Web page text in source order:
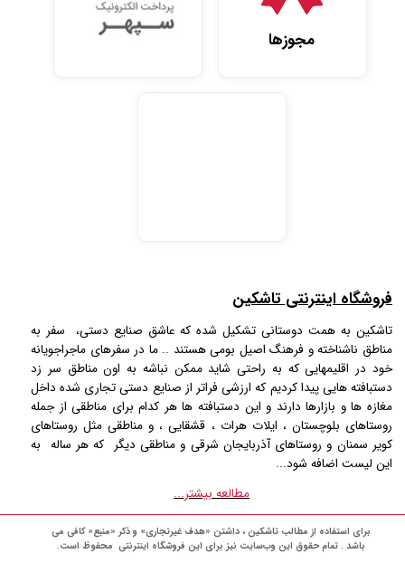
مجوزها
فروشگاه اینترنتی تاشکین
تاشکین به همت دوستانی تشکیل شده که عاشق صنایع دستی، سفر به
مناطق ناشناخته و فرهنگ اصیل بومی هستند .. ما در سفرهای ماجراجویانه
خود در اقلیمهایی که به راحتی شاید ممکن نباشه به اون مناطق سر زد
دستبافته هایی پیدا کردیم که ارزشی فراتر از صنایع دستی تجاری شده داخل
مغازه ها و بازارها دارند و این دستبافته ها هر کدام برای مناطقی از جمله
روستاهای بلوچستان ، ایلات هرات ، قشقایی ، و مناطقی مثل روستاهای
کویر سمنان و روستاهای آذربایجان شرقی و مناطقی دیگر که هر ساله به
این لیست اضافه شود...
برای استفاده از مطالب تاشکین ، داشتن «هدف غیرتجاری» و ذکر «منبع» کافی می
باشد . تمام حقوق اين وب‌سايت نیز برای این فروشگاه اینترنتی محفوظ است.
مطالعه بیشتر...